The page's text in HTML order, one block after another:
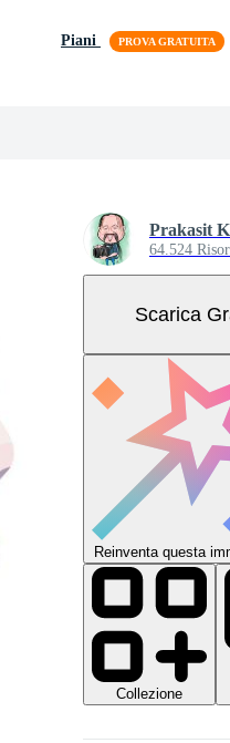
Piani
Prakasit
64.524
Scarica
Reinventa questa
Collezione